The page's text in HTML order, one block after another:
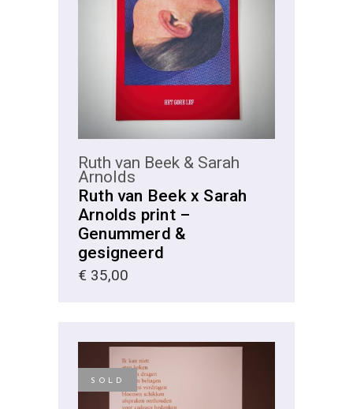
KIES
Ruth van Beek & Sarah
Arnolds
Ruth van Beek x Sarah
Arnolds print –
Genummerd &
gesigneerd
€ 35,00
SOLD